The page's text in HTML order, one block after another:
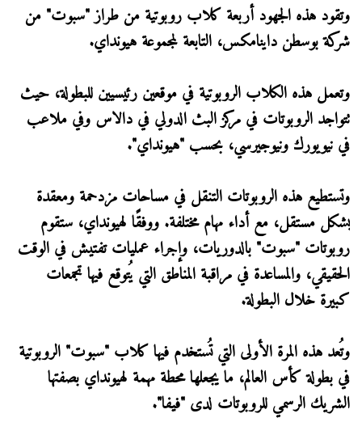
وتقود هذه الجهود أربعة كلاب روبوتية من طراز "سبوت" من
شركة بوسطن داينامكس، التابعة لمجموعة هيونداي.
وتعمل هذه الكلاب الروبوتية في موقعين رئيسيين للبطولة، حيث
تتواجد الروبوتات في مركز البث الدولي في دالاس وفي ملاعب
في نيويورك ونيوجيرسي، بحسب "هيونداي".
وتستطيع هذه الروبوتات التنقل في مساحات مزدحمة ومعقدة
بشكل مستقل، مع أداء مهام مختلفة. ووفقًا لهيونداي، ستقوم
روبوتات "سبوت" بالدوريات، وإجراء عمليات تفتيش في الوقت
الحقيقي، والمساعدة في مراقبة المناطق التي يُتوقع فيها تجمعات
كبيرة خلال البطولة.
وتُعد هذه المرة الأولى التي تُستخدم فيها كلاب "سبوت" الروبوتية
في بطولة كأس العالم، ما يجعلها محطة مهمة لهيونداي بصفتها
الشريك الرسمي للروبوتات لدى "فيفا".